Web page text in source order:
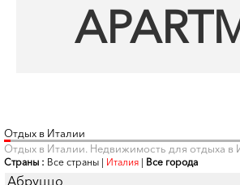
Отдых в Италии
Отдых в Италии. Недвижимость для отдыха в
Страны : Все страны | Италия | Все города
Абруццо